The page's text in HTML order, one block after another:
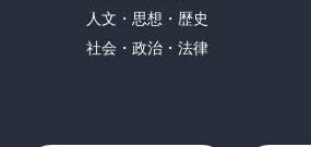
人文・思想・歴史
社会・政治・法律